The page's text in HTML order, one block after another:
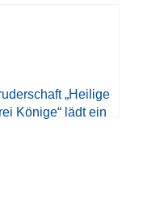
„Heilige
Könige“ lädt ein